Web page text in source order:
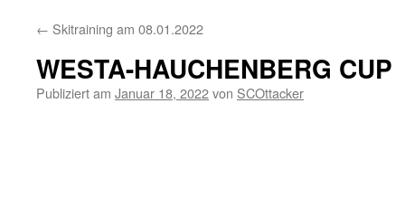
← Skitraining am 08.01.2022
WESTA-HAUCHENBERG CUP
Publiziert am Januar 18, 2022von SCOttacker